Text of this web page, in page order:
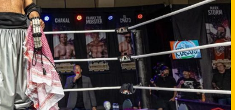
Dans Lutte Québécoise Produit